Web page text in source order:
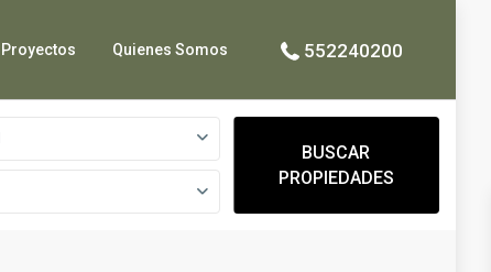
Proyectos Quienes Somos 552240200
BUSCAR
PROPIEDADES